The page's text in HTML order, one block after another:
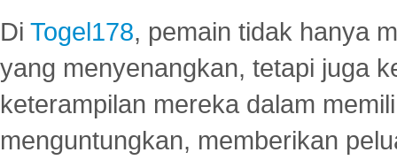
Di Togel178, pemain tidak hanya
yang menyenangkan, tetapi juga
keterampilan mereka dalam
menguntungkan, memberikan